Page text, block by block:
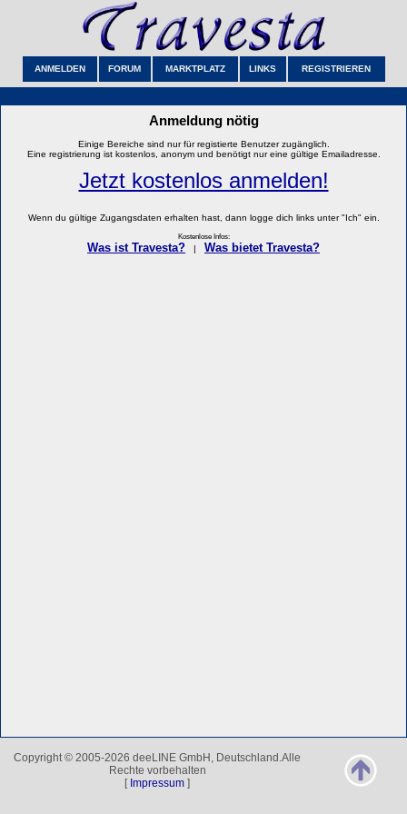
ANMELDEN FORUM MARKTPLATZ LINKS REGISTRIEREN
Anmeldung nötig
Einige Bereiche sind nur für registierte Benutzer zugänglich.
Eine registrierung ist kostenlos, anonym und benötigt nur eine gültige Emailadresse.
Jetzt kostenlos anmelden!
Wenn du gültige Zugangsdaten erhalten hast, dann logge dich links unter "Ich" ein.
Kostenlose Infos:
Was ist Travesta? Was bietet Travesta?
Copyright © 2005-2026 deeLINE GmbH, Deutschland.Alle
Rechte vorbehalten
[ Impressum ]